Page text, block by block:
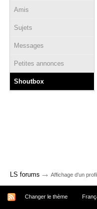
Amis
Sujets
Messages
Petites annonces
Shoutbox
LS forums → Affichage d'un
Changer le thème